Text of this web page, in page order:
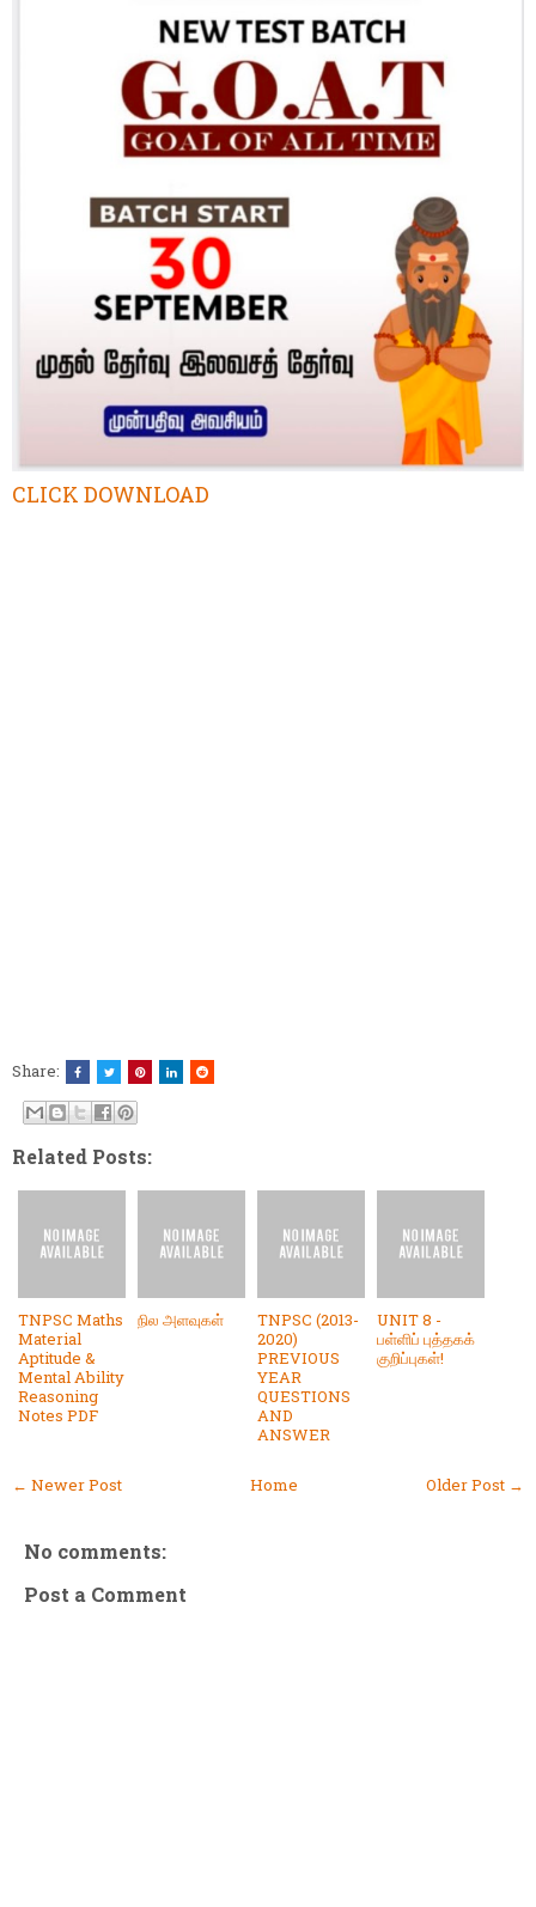
CLICK DOWNLOAD
Share:
Related Posts:
TNPSC Maths
Material
Aptitude &
Mental Ability
Reasoning
Notes PDF
நில அளவுகள்
TNPSC (2013-
2020)
PREVIOUS
YEAR
QUESTIONS
AND
ANSWER
UNIT 8 -
பள்ளிப் புத்தகக்
குறிப்புகள்!
← Newer Post Older Post →
Home
No comments:
Post a Comment